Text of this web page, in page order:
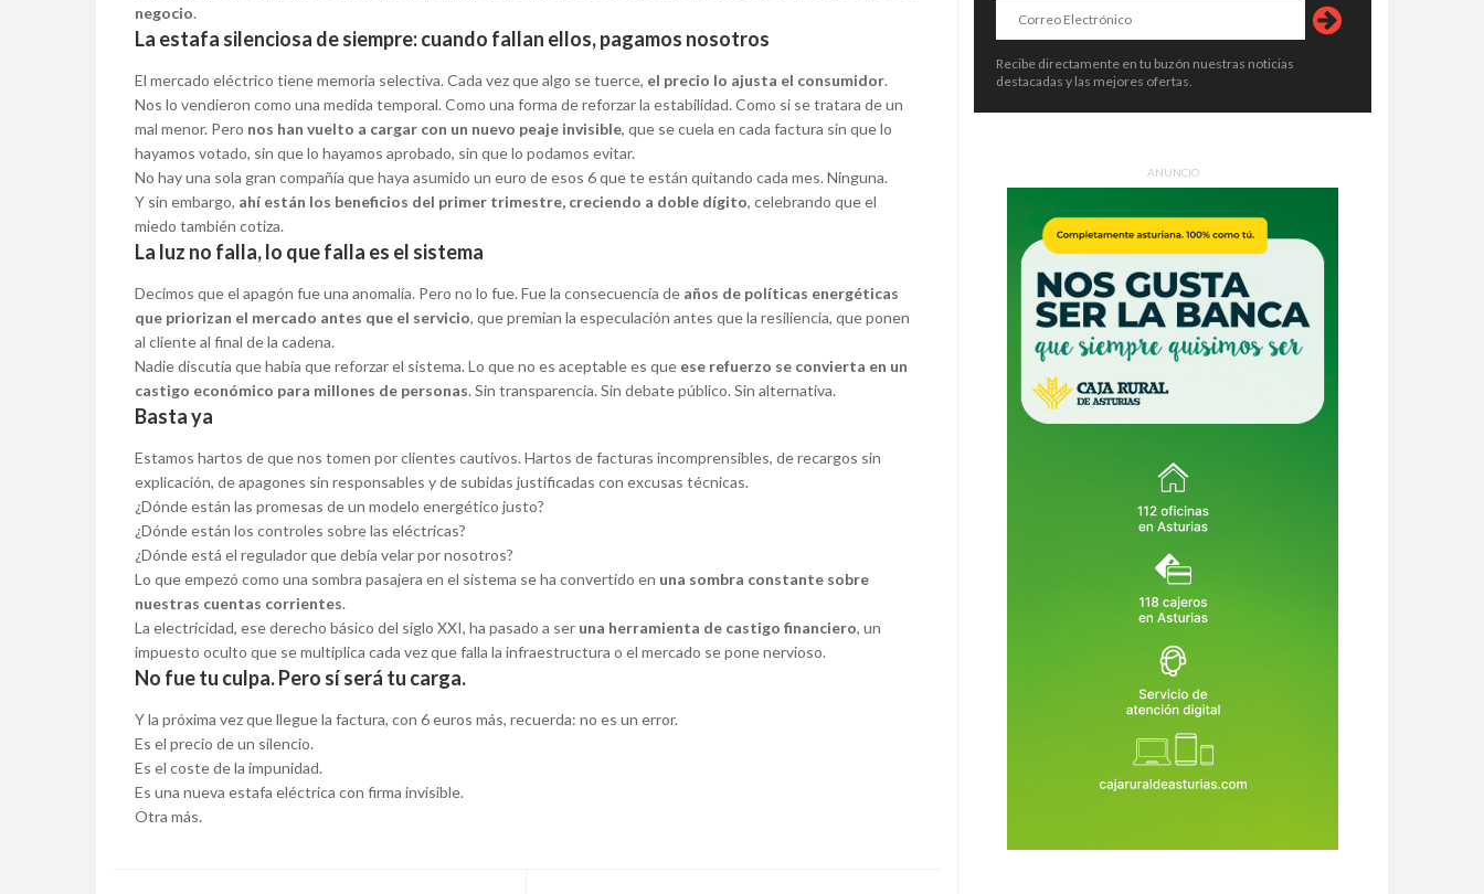
negocio.
La estafa silenciosa de siempre: cuando fallan ellos, pagamos nosotros
El mercado eléctrico tiene memoria selectiva. Cada vez que algo se tuerce, el precio lo ajusta el consumidor.
Nos lo vendieron como una medida temporal. Como una forma de reforzar la estabilidad. Como si se tratara de un
mal menor. Pero nos han vuelto a cargar con un nuevo peaje invisible, que se cuela en cada factura sin que lo
hayamos votado, sin que lo hayamos aprobado, sin que lo podamos evitar.
No hay una sola gran compañía que haya asumido un euro de esos 6 que te están quitando cada mes. Ninguna.
Y sin embargo, ahí están los beneficios del primer trimestre, creciendo a doble dígito, celebrando que el
miedo también cotiza.
La luz no falla, lo que falla es el sistema
Decimos que el apagón fue una anomalía. Pero no lo fue. Fue la consecuencia de años de políticas energéticas
que priorizan el mercado antes que el servicio, que premian la especulación antes que la resiliencia, que ponen
al cliente al final de la cadena.
Nadie discutía que había que reforzar el sistema. Lo que no es aceptable es que ese refuerzo se convierta en un
castigo económico para millones de personas. Sin transparencia. Sin debate público. Sin alternativa.
Basta ya
Estamos hartos de que nos tomen por clientes cautivos. Hartos de facturas incomprensibles, de recargos sin
explicación, de apagones sin responsables y de subidas justificadas con excusas técnicas.
¿Dónde están las promesas de un modelo energético justo?
¿Dónde están los controles sobre las eléctricas?
¿Dónde está el regulador que debía velar por nosotros?
Lo que empezó como una sombra pasajera en el sistema se ha convertido en una sombra constante sobre
nuestras cuentas corrientes.
La electricidad, ese derecho básico del siglo XXI, ha pasado a ser una herramienta de castigo financiero, un
impuesto oculto que se multiplica cada vez que falla la infraestructura o el mercado se pone nervioso.
No fue tu culpa. Pero sí será tu carga.
Y la próxima vez que llegue la factura, con 6 euros más, recuerda: no es un error.
Es el precio de un silencio.
Es el coste de la impunidad.
Es una nueva estafa eléctrica con firma invisible.
Otra más.
Recibe directamente en tu buzón nuestras noticias
destacadas y las mejores ofertas.
ANUNCIO